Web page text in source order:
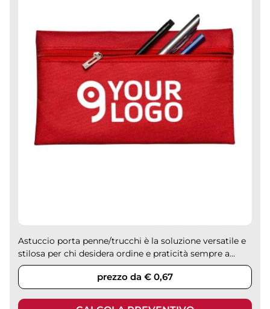
Astuccio porta penne/trucchi è la soluzione versatile e
stilosa per chi desidera ordine e praticità sempre a...
prezzo da € 0,67